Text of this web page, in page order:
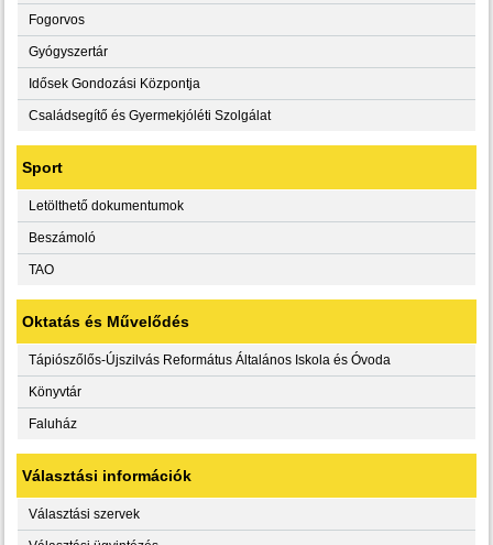
Fogorvos
Gyógyszertár
Idősek Gondozási Központja
Családsegítő és Gyermekjóléti Szolgálat
Sport
Letölthető dokumentumok
Beszámoló
TAO
Oktatás és Művelődés
Tápiószőlős-Újszilvás Református Általános Iskola és Óvoda
Könyvtár
Faluház
Választási információk
Választási szervek